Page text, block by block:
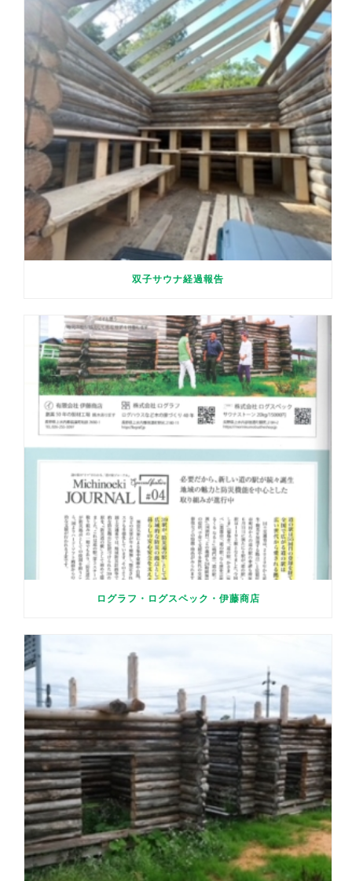
双子サウナ経過報告
ログラフ・ログスペック・伊藤商店